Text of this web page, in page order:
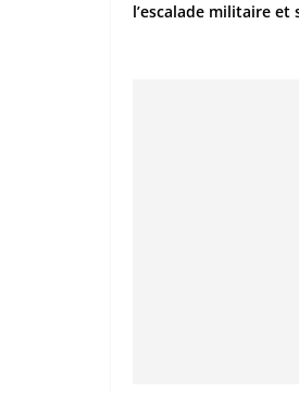
l’escalade militaire et